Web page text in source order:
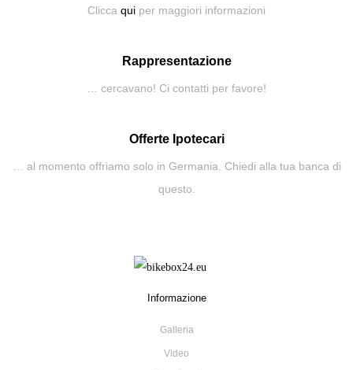
Clicca qui per maggiori informazioni
Rappresentazione
… cercavano! Ci contatti per favore!
Offerte Ipotecari
… al momento offriamo solo in Germania. Chiedi alla tua banca di
questo.
Informazione
Galleria
Video